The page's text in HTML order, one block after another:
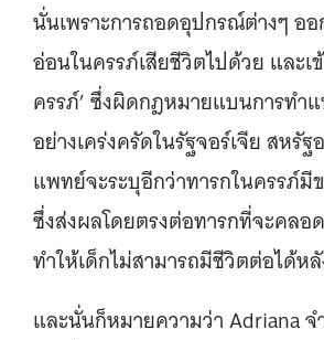
นั่นเพราะการถอดอุปกรณ์ต่างๆ อ
อ่อนในครรภ์เสียชีวิตไปด้วย และเ
ครรภ์’ ซึ่งผิดกฎหมายแบนการทำ
อย่างเคร่งครัดในรัฐจอร์เจีย สหรัฐ
แพทย์จะระบุอีกว่าทารกในครรภ์มี
ซึ่งส่งผลโดยตรงต่อทารกที่จะคลอ
ทำให้เด็กไม่สามารถมีชีวิตต่อได้ห
และนั่นก็หมายความว่า Adriana